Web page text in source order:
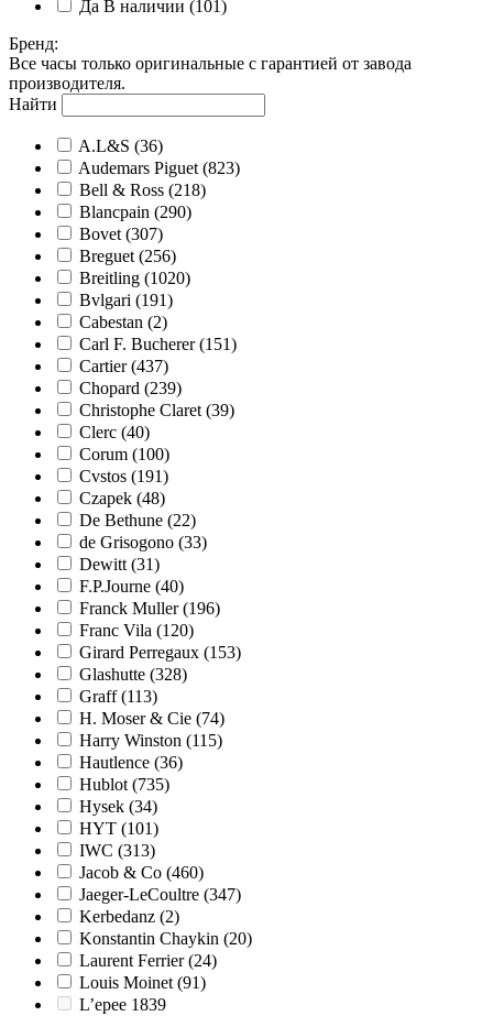
Да В наличии (101)
Бренд:
Все часы только оригинальные с гарантией от завода
производителя.
Найти
A.L&S (36)
Audemars Piguet (823)
Bell & Ross (218)
Blancpain (290)
Bovet (307)
Breguet (256)
Breitling (1020)
Bvlgari (191)
Cabestan (2)
Carl F. Bucherer (151)
Cartier (437)
Chopard (239)
Christophe Claret (39)
Clerc (40)
Corum (100)
Cvstos (191)
Czapek (48)
De Bethune (22)
de Grisogono (33)
Dewitt (31)
F.P.Journe (40)
Franck Muller (196)
Franc Vila (120)
Girard Perregaux (153)
Glashutte (328)
Graff (113)
H. Moser & Cie (74)
Harry Winston (115)
Hautlence (36)
Hublot (735)
Hysek (34)
HYT (101)
IWC (313)
Jacob & Co (460)
Jaeger-LeCoultre (347)
Kerbedanz (2)
Konstantin Chaykin (20)
Laurent Ferrier (24)
Louis Moinet (91)
L’epee 1839